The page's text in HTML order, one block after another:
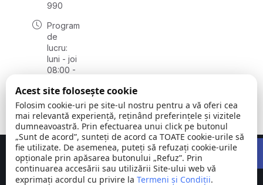
990
Program
de
lucru:
luni - joi
08:00 -
vineri
08:00 -
14:00
Comuna © Toate
Concept realizat deBig Media Relații Publice SRL
Acest site folosește cookie
Folosim cookie-uri pe site-ul nostru pentru a vă oferi cea
mai relevantă experiență, reținând preferințele și vizitele
dumneavoastră. Prin efectuarea unui click pe butonul
„Sunt de acord”, sunteți de acord ca TOATE cookie-urile să
fie utilizate. De asemenea, puteți să refuzați cookie-urile
opționale prin apăsarea butonului „Refuz”. Prin
continuarea accesării sau utilizării Site-ului web vă
exprimați acordul cu privire la Termeni și Condiții.